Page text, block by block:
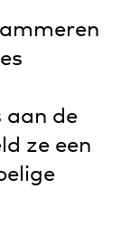
aan de
ze een